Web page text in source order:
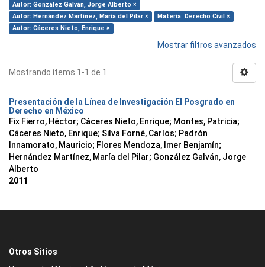
Autor: González Galván, Jorge Alberto ×
Autor: Hernández Martínez, María del Pilar ×
Materia: Derecho Civil ×
Autor: Cáceres Nieto, Enrique ×
Mostrar filtros avanzados
Mostrando ítems 1-1 de 1
Presentación de la Línea de Investigación El Posgrado en
Derecho en México
Fix Fierro, Héctor; Cáceres Nieto, Enrique; Montes, Patricia;
Cáceres Nieto, Enrique; Silva Forné, Carlos; Padrón
Innamorato, Mauricio; Flores Mendoza, Imer Benjamín;
Hernández Martínez, María del Pilar; González Galván, Jorge
Alberto
2011
Otros Sitios